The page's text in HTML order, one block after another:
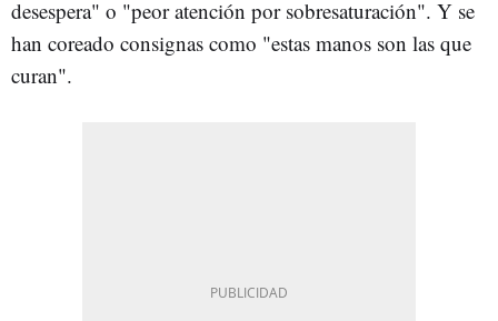
desespera" o "peor atención por sobresaturación". Y se
han coreado consignas como "estas manos son las que
curan".